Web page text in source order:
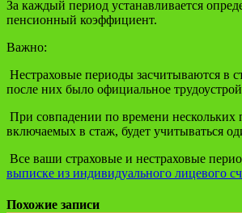
За каждый период устанавливается
пенсионный коэффициент.
Важно:
Нестраховые периоды засчитываются в
после них было официальное
При совпадении по времени нескольких
включаемых в стаж, будет учитываться
Все ваши страховые и нестраховые
выписке из индивидуального лицевого
Похожие записи